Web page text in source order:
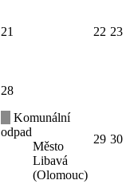
21 22 23
28
Komunální
odpad
Město
Libavá
(Olomouc)
29 30